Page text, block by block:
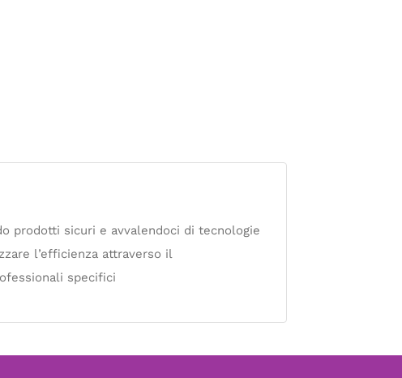
prodotti sicuri e avvalendoci di tecnologie
l’efficienza attraverso il
specifici